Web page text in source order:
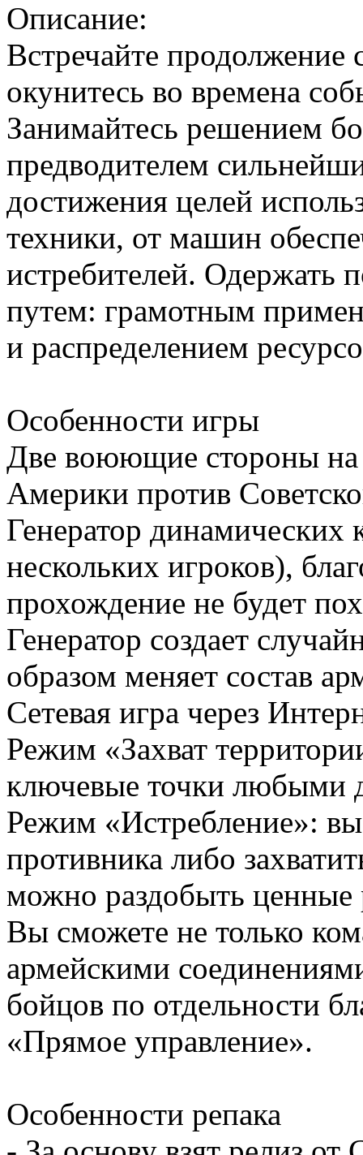
Описание:
Встречайте продолжение
окунитесь во времена
Занимайтесь решением
предводителем
достижения целей
техники, от машин
истребителей. Одержать
путем: грамотным
и распределением
Особенности игры
Две воюющие стороны
Америки против
Генератор динамических
нескольких игроков),
прохождение не будет
Генератор создает
образом меняет состав
Сетевая игра через
Режим «Захват
ключевые точки любыми
Режим «Истребление»:
противника либо
можно раздобыть
Вы сможете не только
армейскими
бойцов по отдельности
«Прямое управление».
Особенности репака